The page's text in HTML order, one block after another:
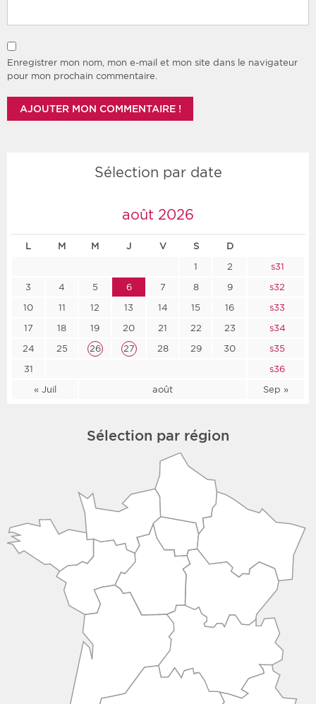
Enregistrer mon nom, mon e-mail et mon site dans le navigateur
pour mon prochain commentaire.
Sélection par date
août 2026
L M M J V S D
« Juil août Sep »
1 2
s31
3
4 5 6 7 8 9
s32
10
11 12 13 14 15 16
s33
17
18 19 20 21 22 23
s34
24
25 26 27 28 29 30
s35
31
s36
Sélection par région